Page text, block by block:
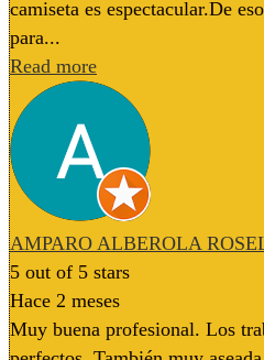
camiseta es espectacular.De
para...
Read more
AMPARO ALBEROLA
5 out of 5 stars
Hace 2 meses
Muy buena profesional. Los